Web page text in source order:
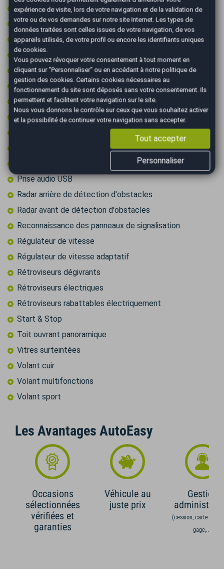
Intérieur semi-cuir
Jantes 19 pouces
Jantes aluminium
Limiteur de vitesse
Marchepieds
Ordinateur de bord
Ouverture du coffre électrique
Pack sport
Prise audio USB
Radar arrière de détection d'obstacles
Radar avant de détection d'obstacles
Reconnaissance des panneaux de signalisation
Régulateur de vitesse
Régulateur de vitesse adaptatif
Rétroviseurs dégivrants
Rétroviseurs électriques
Rétroviseurs rabattables électriquement
Start & Stop
Toit ouvrant panoramique
Vitres surteintées
Volant cuir
Volant multifonctions
Volant sport
Les Avantages AutoEasy
Occasions
sélectionnées
vérifiées et
garanties
Véhicule au
juste prix
Gestion
(cession, carte grise,
gage,...)
expérience de visite, lors de votre navigation et de la validation de
votre ou de vos demandes sur notre site Internet. Les types de
données traitées sont celles issues de votre navigation, de vos
appareils utilisés, de votre profil ou encore les identifiants uniques
de cookies.
Vous pouvez révoquer votre consentement à tout moment en
cliquant sur "Personnaliser" ou en accédant à notre politique de
gestion des cookies. Certains cookies nécessaires au
fonctionnement du site sont déposés sans votre consentement. Ils
permettent et facilitent votre navigation sur le site.
Nous vous donnons le contrôle sur ceux que vous souhaitez activer
et la possibilité de continuer votre navigation sans accepter.
Tout accepter
Personnaliser